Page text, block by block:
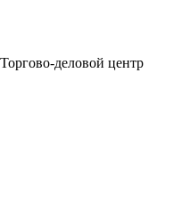
деловой центр